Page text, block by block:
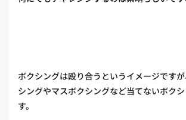
ボクシングは殴り合うというイメージです
シングやマスボクシングなど当てないボク
す。